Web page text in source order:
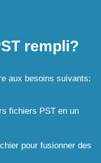
rempli?
aux besoins suivants:
fichiers PST en un
pour fusionner des